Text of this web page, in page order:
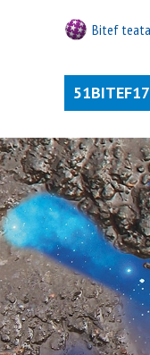
Bitef
51BITEF17